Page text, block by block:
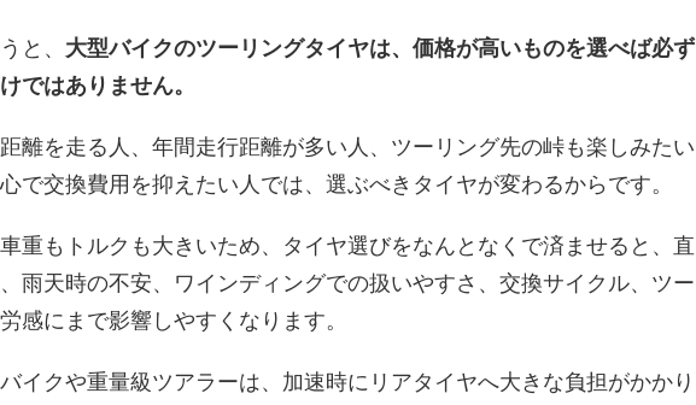
と、 大型バイクのツーリングタイヤは、価格が高いものを選べば必ず
ではありません。
離を走る人、年間走行距離が多い人、ツーリング先の峠も楽しみたい
で交換費用を抑えたい人では、選ぶべきタイヤが変わるからです。
重もトルクも大きいため、タイヤ選びをなんとなくで済ませると、直
雨天時の不安、ワインディングでの扱いやすさ、交換サイクル、ツー
感にまで影響しやすくなります。
イクや重量級ツアラーは、加速時にリアタイヤへ大きな負担がかかり